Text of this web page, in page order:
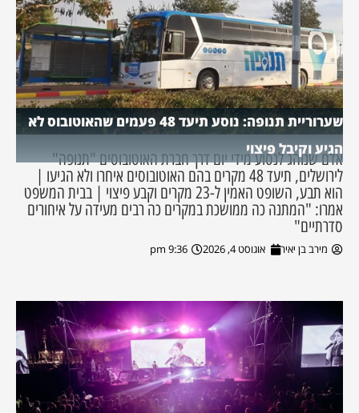
שערוריית תנופה: נוסע תיעד 48 פעמים שהאוטובוס לא
הגיע וקיבל פיצוי
אדם שנוהג לנסוע מידי יום דרך חברת האוטובוסים "תנופה"
לירושלים, תיעד 48 מקרים בהם האוטובוסים איחרו ולא הגיעו |
הוא תבע, השופט האמין ל-23 מקרים וקבע פיצוי | בבית המשפט
אמרו: "המתנה כה ממושכת במקרים כה רבים מעידה על איחורים
סדרתיים"
מירב בן יאיר אוגוסט 4, 2026 9:36 pm